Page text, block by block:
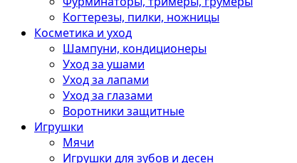
Когтерезы, пилки, ножницы
Косметика и уход
Шампуни, кондиционеры
Уход за ушами
Уход за лапами
Уход за глазами
Воротники защитные
Игрушки
Мячи
Игрушки для зубов и десен